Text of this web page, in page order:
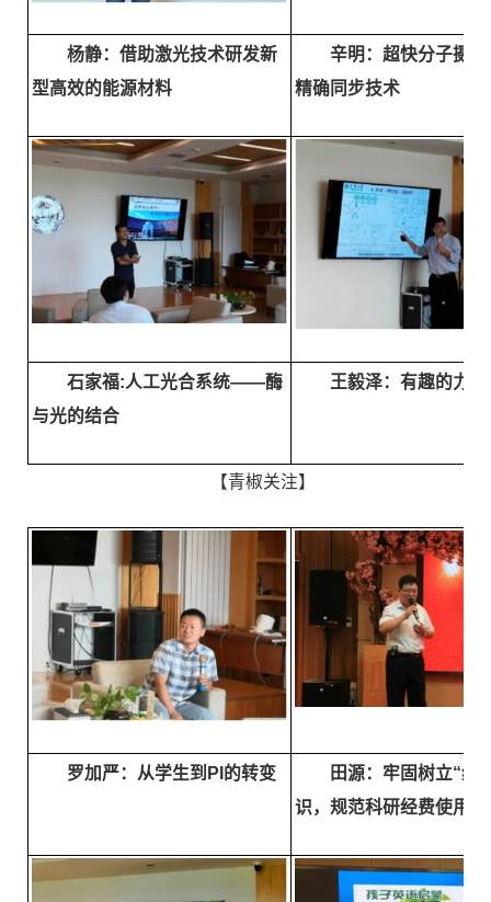
杨静：借助激光技术研发新
型高效的能源材料
辛明：超快分子摄
精确同步技术
石家福:人工光合系统——酶
与光的结合
王毅泽：有趣的力
【青椒关注】
罗加严：从学生到PI的转变
田源：牢固树立“红
识，规范科研经费使用